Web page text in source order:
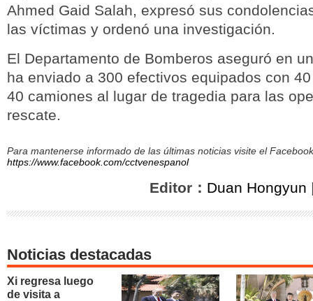
Ahmed Gaid Salah, expresó sus
las víctimas y ordenó una investigación.
El Departamento de Bomberos aseguró en
ha enviado a 300 efectivos equipados con
40 camiones al lugar de tragedia para las
rescate.
Para mantenerse informado de las últimas noticias visite el
https://www.facebook.com/cctvenespanol
Editor： Duan Hongyun
Noticias destacadas
Xi regresa luego
de visita a